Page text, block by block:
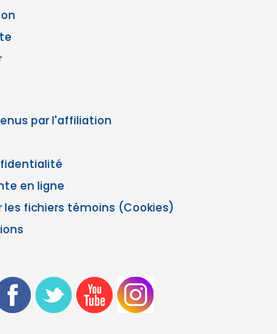
par l'affiliation
en ligne
fichiers témoins (Cookies)